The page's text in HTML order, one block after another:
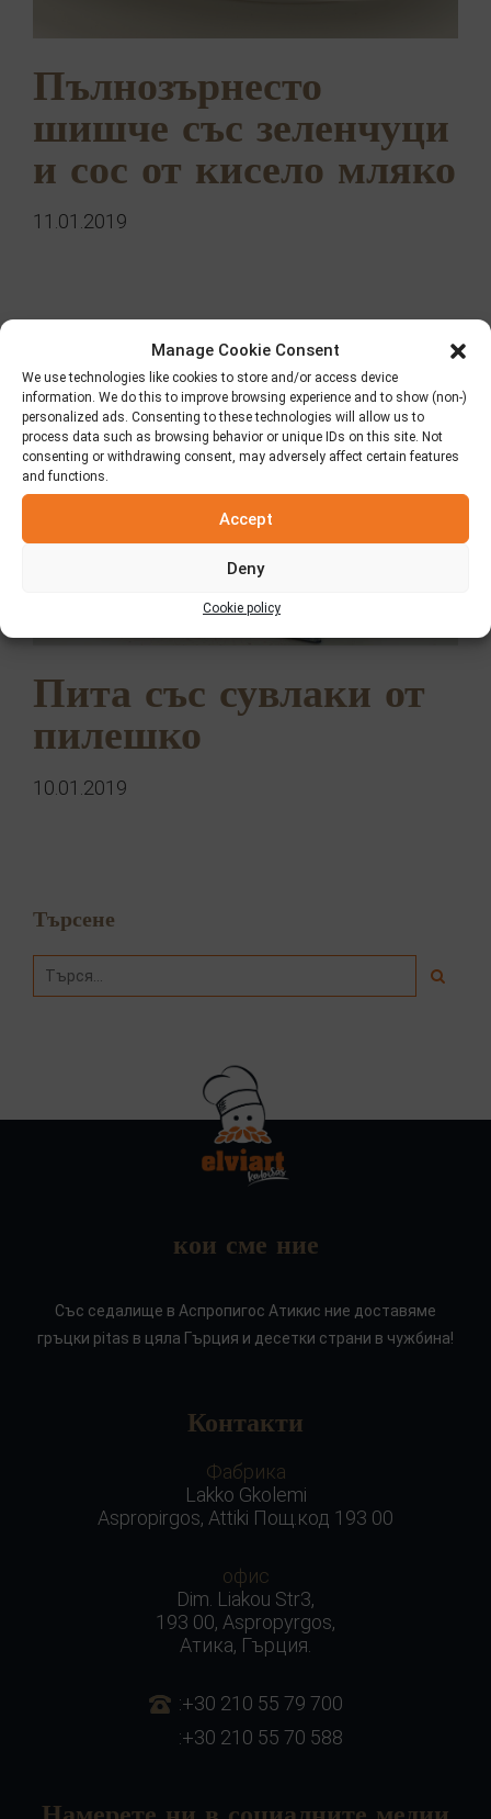
Manage Cookie Consent
We use technologies like cookies to store and/or access device
information. We do this to improve browsing experience and to show (non-)
personalized ads. Consenting to these technologies will allow us to
process data such as browsing behavior or unique IDs on this site. Not
consenting or withdrawing consent, may adversely affect certain features
and functions.
Accept
Deny
Cookie policy
Пълнозърнесто
шишче със зеленчуци
и сос от кисело мляко
11.01.2019
Пита със сувлаки от
пилешко
10.01.2019
Търсене
кои сме ние
Със седалище в Аспропигос Атикис ние доставяме
гръцки pitas в цяла Гърция и десетки страни в чужбина!
Контакти
Фабрика
Lakko Gkolemi
Aspropirgos, Attiki Пощ.код 193 00
офис
Dim. Liakou Str3,
193 00, Aspropyrgos,
Атика, Гърция.
:+30 210 55 79 700
:+30 210 55 70 588